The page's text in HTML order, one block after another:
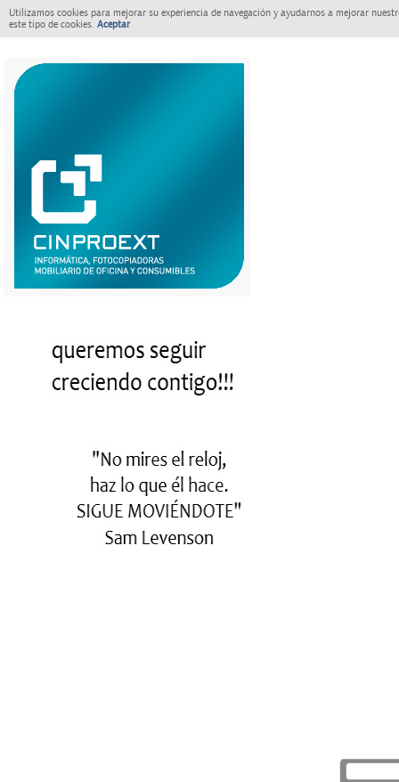
Utilizamos cookies para mejorar su experiencia de navegación y ayudarnos a mejorar
este tipo de cookies. Aceptar